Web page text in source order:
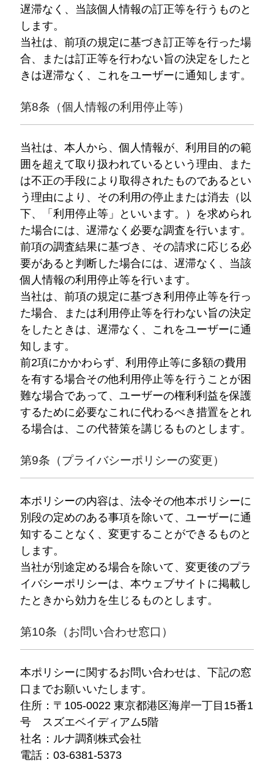
遅滞なく、当該個人情報の訂正等を行うものと
します。
当社は、前項の規定に基づき訂正等を行った場
合、または訂正等を行わない旨の決定をしたと
きは遅滞なく、これをユーザーに通知します。
第8条（個人情報の利用停止等）
当社は、本人から、個人情報が、利用目的の範
囲を超えて取り扱われているという理由、また
は不正の手段により取得されたものであるとい
う理由により、その利用の停止または消去（以
下、「利用停止等」といいます。）を求められ
た場合には、遅滞なく必要な調査を行います。
前項の調査結果に基づき、その請求に応じる必
要があると判断した場合には、遅滞なく、当該
個人情報の利用停止等を行います。
当社は、前項の規定に基づき利用停止等を行っ
た場合、または利用停止等を行わない旨の決定
をしたときは、遅滞なく、これをユーザーに通
知します。
前2項にかかわらず、利用停止等に多額の費用
を有する場合その他利用停止等を行うことが困
難な場合であって、ユーザーの権利利益を保護
するために必要なこれに代わるべき措置をとれ
る場合は、この代替策を講じるものとします。
第9条（プライバシーポリシーの変更）
本ポリシーの内容は、法令その他本ポリシーに
別段の定めのある事項を除いて、ユーザーに通
知することなく、変更することができるものと
します。
当社が別途定める場合を除いて、変更後のプラ
イバシーポリシーは、本ウェブサイトに掲載し
たときから効力を生じるものとします。
第10条（お問い合わせ窓口）
本ポリシーに関するお問い合わせは、下記の窓
口までお願いいたします。
住所：〒105-0022 東京都港区海岸一丁目15番1
号 スズエベイディアム5階
社名：ルナ調剤株式会社
電話：03-6381-5373